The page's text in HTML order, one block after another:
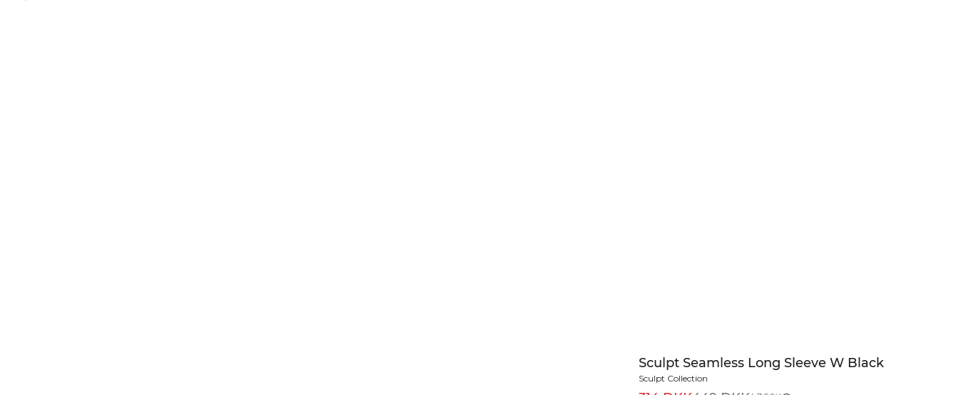
Sculpt Seamless Long Sleeve W Black
Sculpt Collection